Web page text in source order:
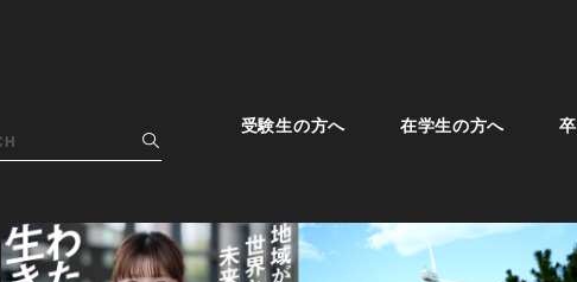
受験生の方へ 在学生の方へ